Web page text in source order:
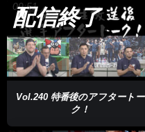
09:51
配信終了
Vol.240 特番後のアフタートー
ク！